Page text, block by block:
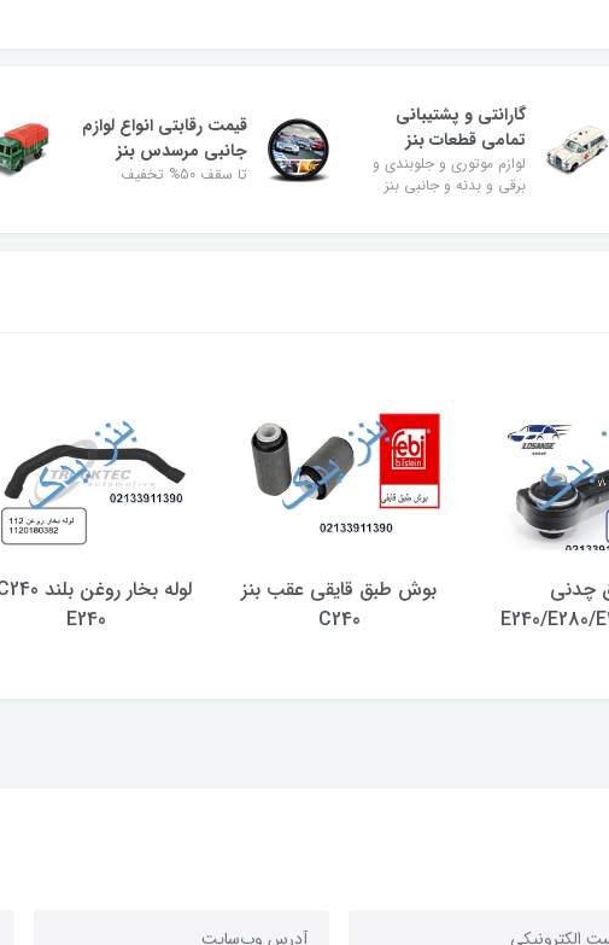
گارانتی و پشتیبانی
تمامی قطعات بنز
لوازم موتوری و جلوبندی و
برقی و بدنه و جانبی بنز
قیمت رقابتی انواع لوازم
جانبی مرسدس بنز
تا سقف 50% تخفیف
چدنی
E240/E280/
بوش طبق قایقی عقب بنز
C240
E240